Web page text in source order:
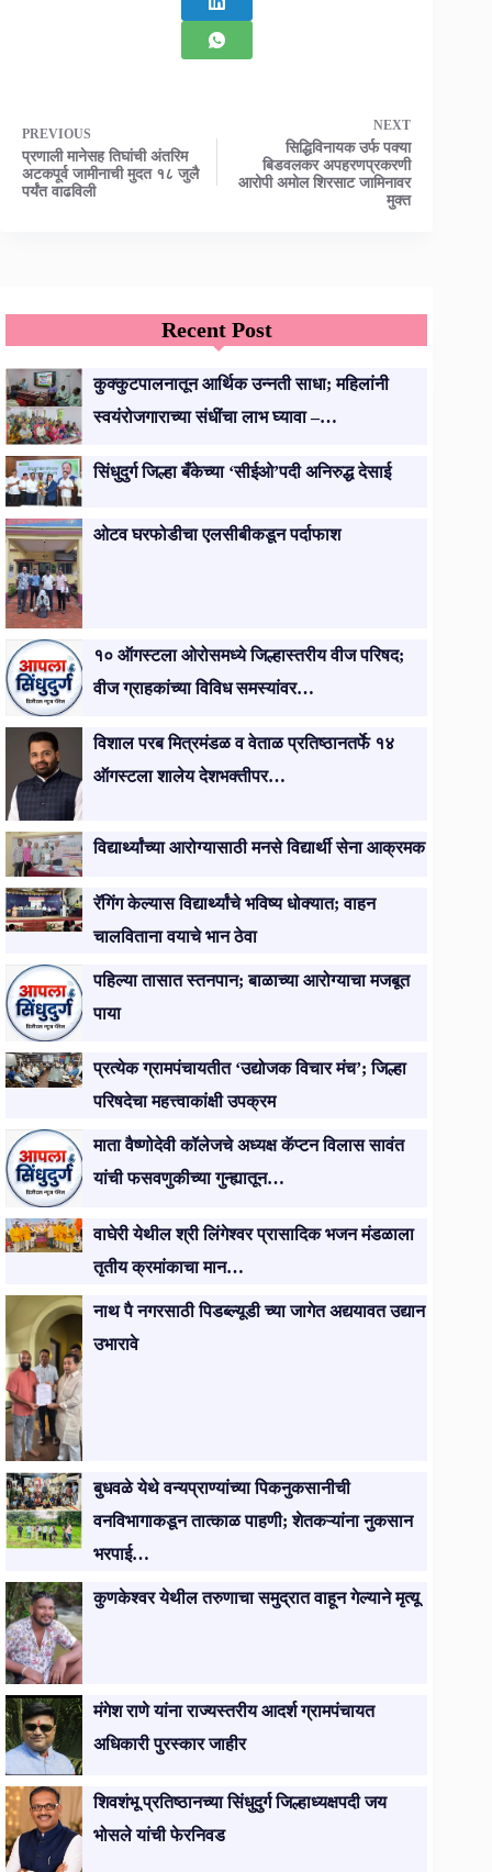
PREVIOUS
प्रणाली मानेसह तिघांची अंतरिम
अटकपूर्व जामीनाची मुदत १८ जुलै
पर्यंत वाढविली
NEXT
सिद्धिविनायक उर्फ पक्या
बिडवलकर अपहरणप्रकरणी
आरोपी अमोल शिरसाट जामिनावर
मुक्त
Recent Post
कुक्कुटपालनातून आर्थिक उन्नती साधा; महिलांनी
स्वयंरोजगाराच्या संधींचा लाभ घ्यावा –…
सिंधुदुर्ग जिल्हा बँकेच्या ‘सीईओ’पदी अनिरुद्ध देसाई
ओटव घरफोडीचा एलसीबीकडून पर्दाफाश
१० ऑगस्टला ओरोसमध्ये जिल्हास्तरीय वीज परिषद;
वीज ग्राहकांच्या विविध समस्यांवर…
विशाल परब मित्रमंडळ व वेताळ प्रतिष्ठानतर्फे १४
ऑगस्टला शालेय देशभक्तीपर…
विद्यार्थ्यांच्या आरोग्यासाठी मनसे विद्यार्थी सेना आक्रमक
रॅगिंग केल्यास विद्यार्थ्यांचे भविष्य धोक्यात; वाहन
चालविताना वयाचे भान ठेवा
पहिल्या तासात स्तनपान; बाळाच्या आरोग्याचा मजबूत
पाया
प्रत्येक ग्रामपंचायतीत ‘उद्योजक विचार मंच’; जिल्हा
परिषदेचा महत्त्वाकांक्षी उपक्रम
माता वैष्णोदेवी कॉलेजचे अध्यक्ष कॅप्टन विलास सावंत
यांची फसवणुकीच्या गुन्ह्यातून…
वाघेरी येथील श्री लिंगेश्वर प्रासादिक भजन मंडळाला
तृतीय क्रमांकाचा मान…
नाथ पै नगरसाठी पिडब्ल्यूडी च्या जागेत अद्ययावत उद्यान
उभारावे
बुधवळे येथे वन्यप्राण्यांच्या पिकनुकसानीची
वनविभागाकडून तात्काळ पाहणी; शेतकऱ्यांना नुकसान
भरपाई…
कुणकेश्वर येथील तरुणाचा समुद्रात वाहून गेल्याने मृत्यू
मंगेश राणे यांना राज्यस्तरीय आदर्श ग्रामपंचायत
अधिकारी पुरस्कार जाहीर
शिवशंभू प्रतिष्ठानच्या सिंधुदुर्ग जिल्हाध्यक्षपदी जय
भोसले यांची फेरनिवड